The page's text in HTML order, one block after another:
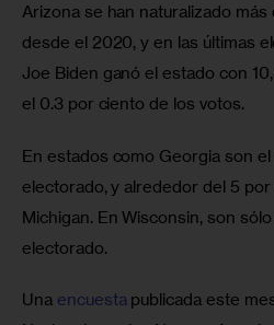
Arizona se han naturalizado más
desde el 2020, y en las últimas
Joe Biden ganó el estado con
el 0.3 por ciento de los votos.
En estados como Georgia son
electorado, y alrededor del 5
Michigan. En Wisconsin, son
electorado.
Una encuesta publicada este